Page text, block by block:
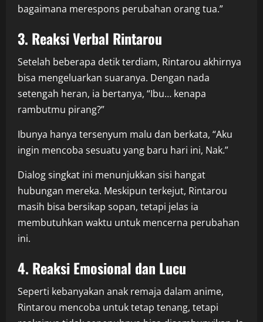
bagaimana merespons perubahan orang tua.”
3. Reaksi Verbal Rintarou
Setelah beberapa detik terdiam, Rintarou akhirnya
bisa mengeluarkan suaranya. Dengan nada
setengah heran, ia bertanya, “Ibu… kenapa
rambutmu pirang?”
Ibunya hanya tersenyum malu dan berkata, “Aku
ingin mencoba sesuatu yang baru hari ini, Nak.”
Dialog singkat ini menunjukkan sisi hangat
hubungan mereka. Meskipun terkejut, Rintarou
masih bisa bersikap sopan, tetapi jelas ia
membutuhkan waktu untuk mencerna perubahan
ini.
4. Reaksi Emosional dan Lucu
Seperti kebanyakan anak remaja dalam anime,
Rintarou mencoba untuk tetap tenang, tetapi